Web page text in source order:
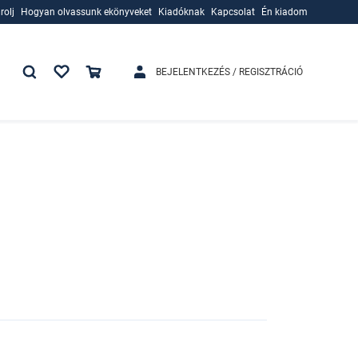
Hogyan olvassunk ekönyveket
Kiadóknak
Kapcsolat Én kiadom
BEJELENTKEZÉS / REGISZTRÁCIÓ